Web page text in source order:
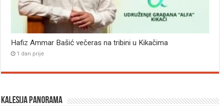
Hafiz Ammar Bašić večeras na tribini u Kikačima
1 dan prije
Kalesija panorama